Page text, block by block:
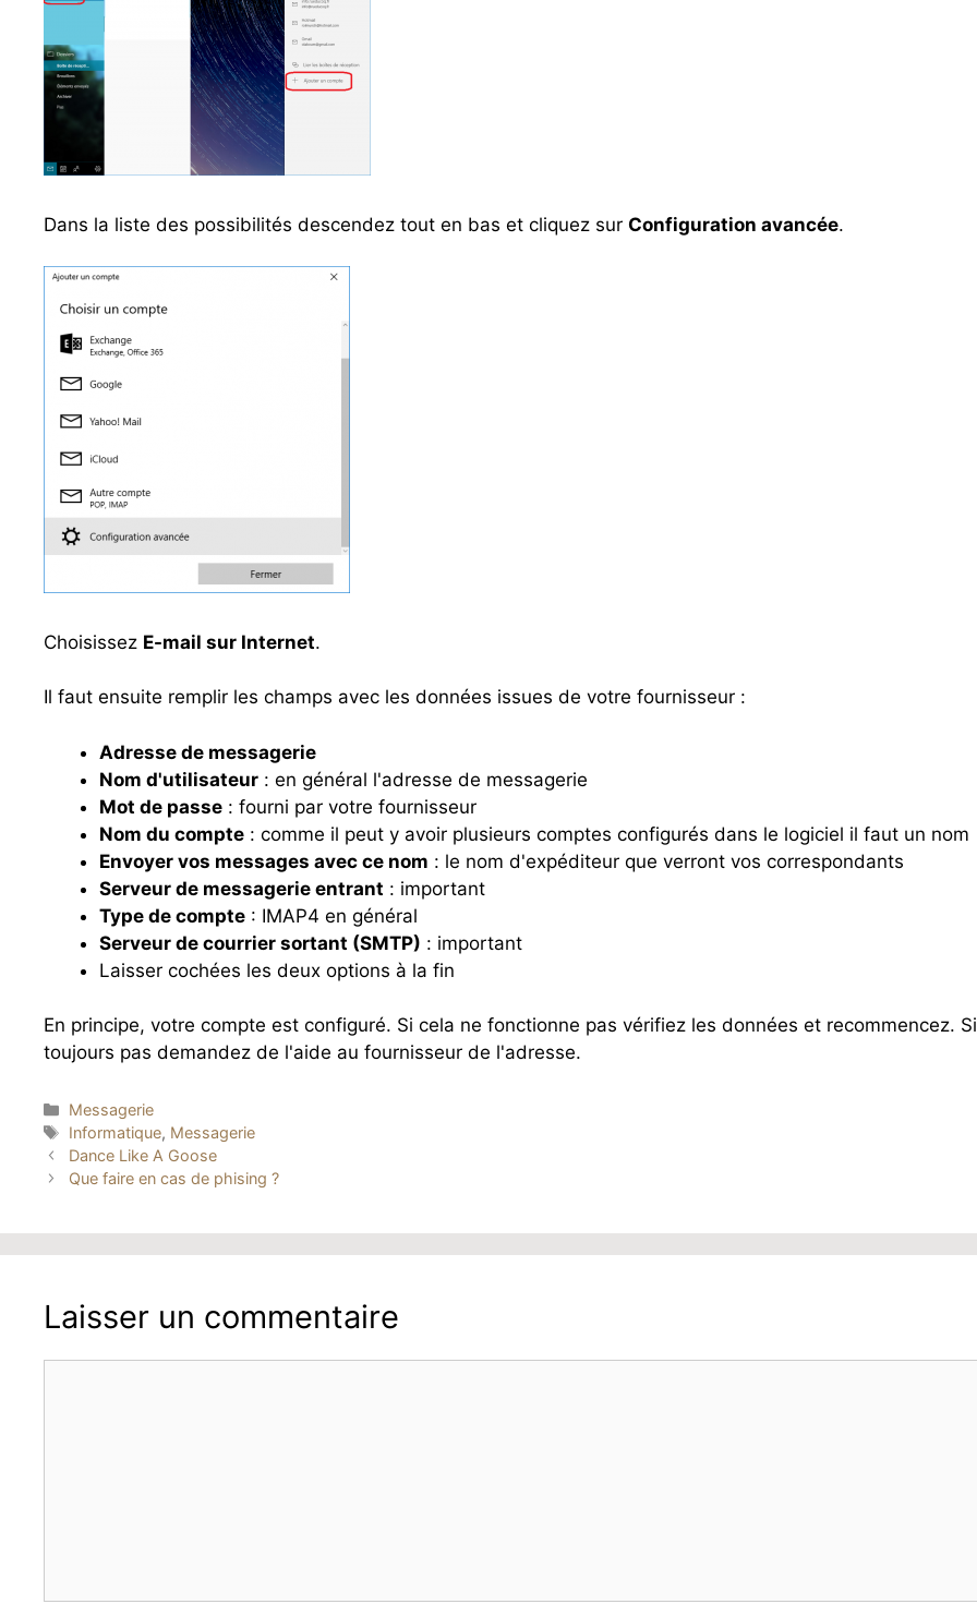
Dans la liste des possibilités descendez tout en bas et cliquez sur Configuration avancée.
Choisissez E-mail sur Internet.
Il faut ensuite remplir les champs avec les données issues de votre fournisseur :
Adresse de messagerie
Nom d'utilisateur : en général l'adresse de messagerie
Mot de passe : fourni par votre fournisseur
Nom du compte : comme il peut y avoir plusieurs comptes configurés dans le logiciel il faut un nom
Envoyer vos messages avec ce nom : le nom d'expéditeur que verront vos correspondants
Serveur de messagerie entrant : important
Type de compte : IMAP4 en général
Serveur de courrier sortant (SMTP) : important
Laisser cochées les deux options à la fin
En principe, votre compte est configuré. Si cela ne fonctionne pas vérifiez les données et recommencez. Si
toujours pas demandez de l'aide au fournisseur de l'adresse.
Catégories
Messagerie
Étiquettes
Informatique, Messagerie
Dance Like A Goose
Que faire en cas de phising ?
Laisser un commentaire